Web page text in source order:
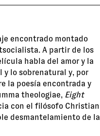
encontrado montado
A partir de los
habla del amor y la
lo sobrenatural y, por
la poesía encontrada y
theologiae, Eight
con el filósofo Christian
desmantelamiento de la